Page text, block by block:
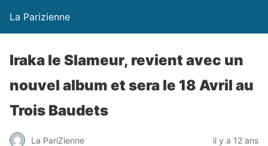
La Parizienne
Iraka le Slameur, revient avec un
nouvel album et sera le 18 Avril au
Trois Baudets
La PariZienne il y a 12 ans